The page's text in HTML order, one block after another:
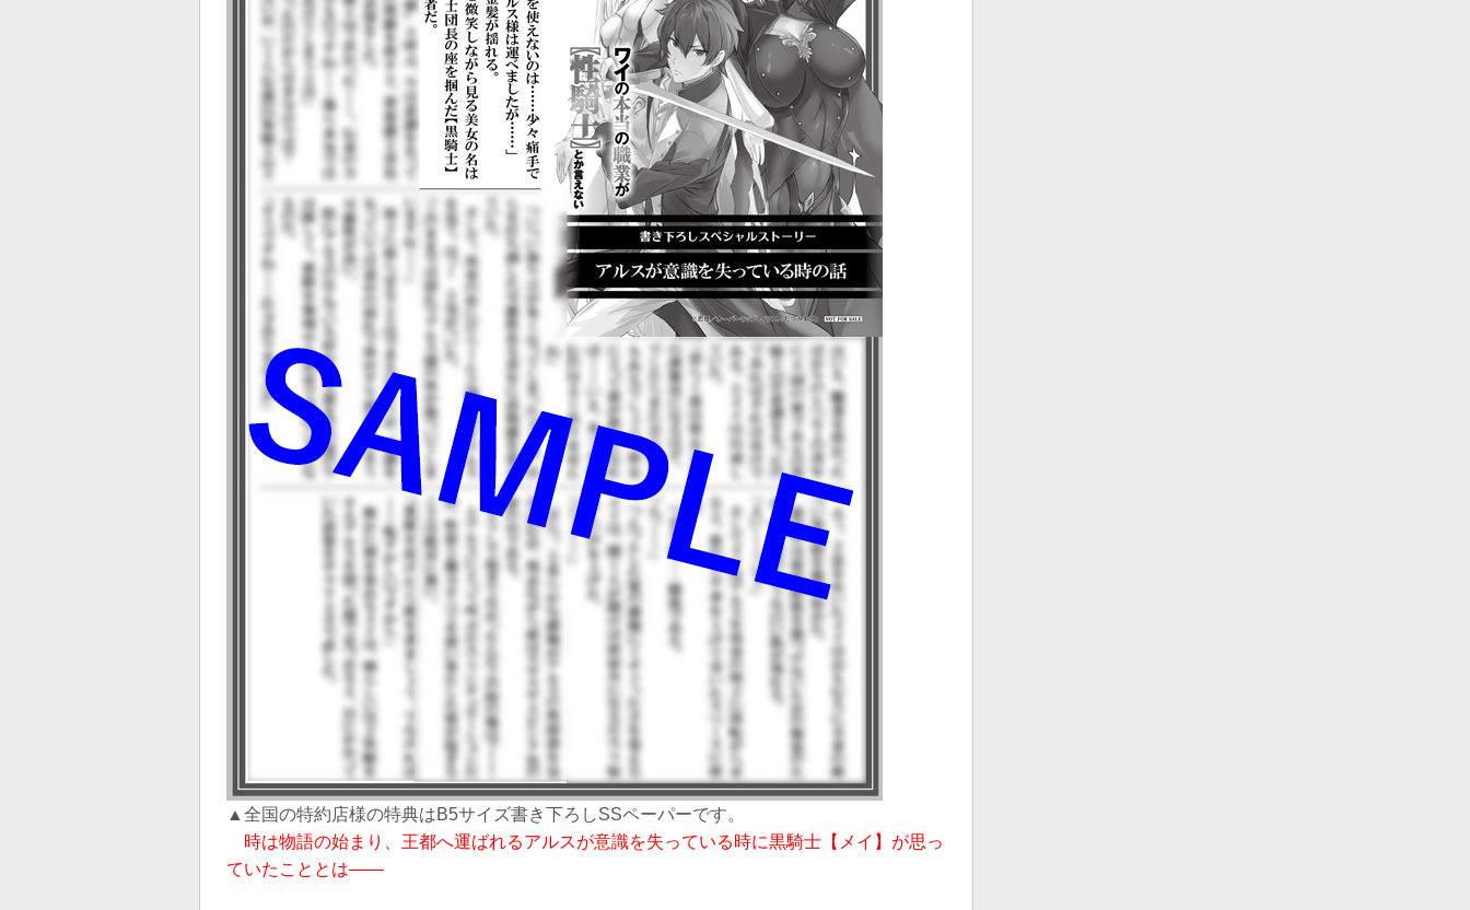
▲全国の特約店様の特典はB5サイズ書き下ろしSSペーパーです。
時は物語の始まり、王都へ運ばれるアルスが意識を失っている時に黒騎士【メイ】が思っ
ていたこととは――